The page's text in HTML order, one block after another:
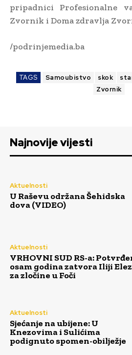
pripadnici Profesionalne
Zvornik i Doma zdravlja
/podrinjemedia.ba
TAGS Samoubistvo skok
Zvornik
Najnovije vijesti
Aktuelnosti
U Raševu održana Šehidska
dova (VIDEO)
Aktuelnosti
VRHOVNI SUD RS-a:
osam godina zatvora Iliji
za zločine u Foči
Aktuelnosti
Sjećanje na ubijene: U
Knezovima i Sulićima
podignuto spomen-obilježje